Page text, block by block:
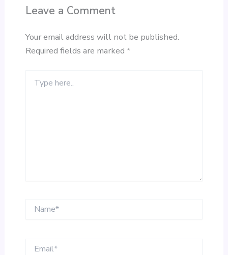
Leave a Comment
Your email address will not be published.
Required fields are marked *
here..